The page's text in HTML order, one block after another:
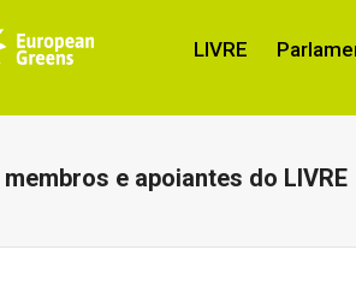
LIVRE
e apoiantes do LIVRE